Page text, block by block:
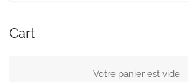
Cart
Votre panier est vide.